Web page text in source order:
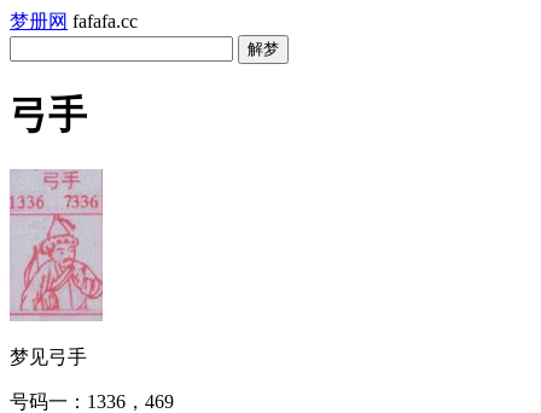
梦册网 fafafa.cc
弓手
梦见弓手
号码一：1336，469